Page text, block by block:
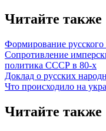
Читайте также
Формирование русского
Сопротивление
политика СССР в 80-х
Доклад о русских
Что происходило на
Читайте также